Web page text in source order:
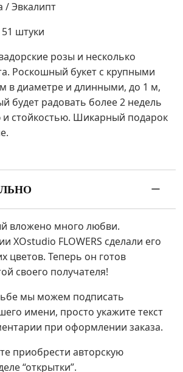
/ Эвкалипт
штуки
розы и несколько
Роскошный букет с крупными
в диаметре и длинными, до 1 м,
будет радовать более 2 недель
и стойкостью. Шикарный подарок
вложено много любви.
XOstudio FLOWERS сделали его
цветов. Теперь он готов
своего получателя!
мы можем подписать
имени, просто укажите текст
при оформлении заказа.
приобрести авторскую
“открытки”.